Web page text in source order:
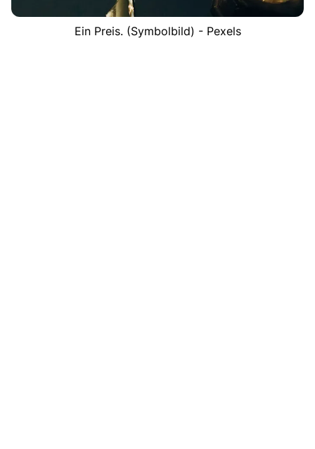
Ein Preis. (Symbolbild) - Pexels